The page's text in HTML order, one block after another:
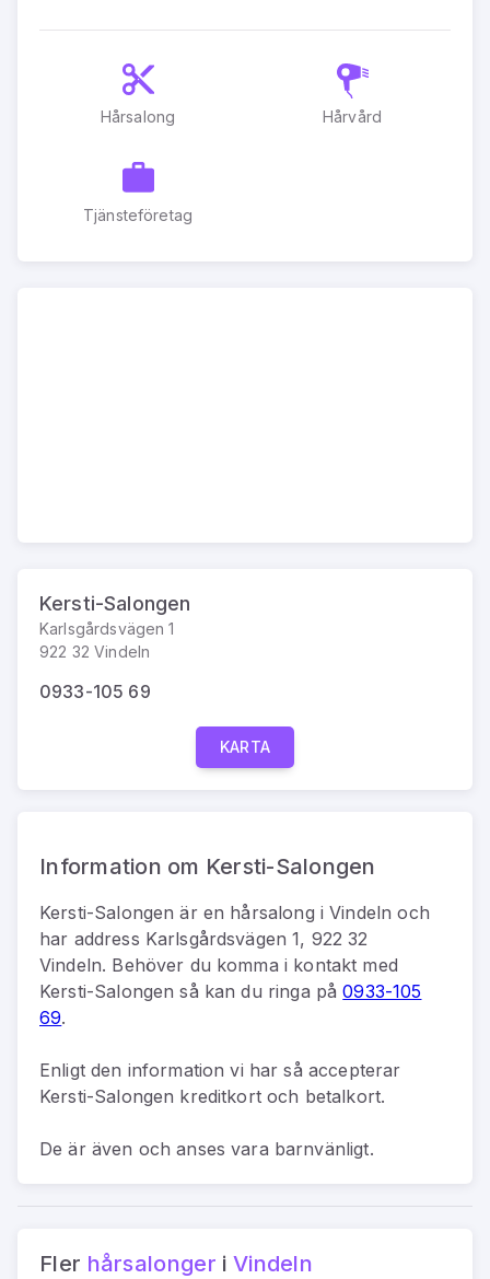
Hårsalong Hårvård
Tjänsteföretag
Kersti-Salongen
Karlsgårdsvägen 1
922 32 Vindeln
0933-105 69
KARTA
Information om Kersti-Salongen
Kersti-Salongen är en hårsalong iVindeln och
har address Karlsgårdsvägen 1, 922 32
Vindeln. Behöver du komma i kontakt med
Kersti-Salongen så kan du ringa på0933-105
69.
Enligt den information vi har så accepterar
Kersti-Salongen kreditkort och betalkort.
De är även och anses vara barnvänligt.
Fler hårsalonger i Vindeln